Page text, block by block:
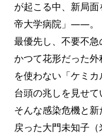
が起こる中、新局
帝大学病院」――。
最優先し、不要不急
かつて花形だった
を使わない「ケミ
台頭の兆しを見せて
そんな感染危機と
戻った大門未知子